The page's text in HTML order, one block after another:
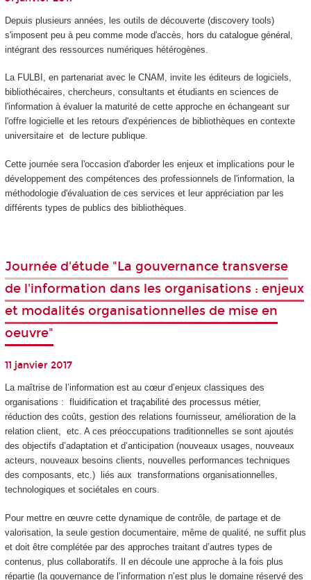
Depuis plusieurs années, les outils de découverte (discovery tools)
s'imposent peu à peu comme mode d'accès, hors du catalogue général,
intégrant des ressources numériques hétérogènes.
La FULBI, en partenariat avec le CNAM, invite les éditeurs de logiciels,
bibliothécaires, chercheurs, consultants et étudiants en sciences de
l'information à évaluer la maturité de cette approche en échangeant sur
l'offre logicielle et les retours d'expériences de bibliothèques en contexte
universitaire et de lecture publique.
Cette journée sera l'occasion d'aborder les enjeux et implications pour le
développement des compétences des professionnels de l'information, la
méthodologie d'évaluation de ces services et leur appréciation par les
différents types de publics des bibliothèques.
Journée d'étude "La gouvernance transverse
de l'information dans les organisations : enjeux
et modalités organisationnelles de mise en
oeuvre"
11 janvier 2017
La maîtrise de l’information est au cœur d’enjeux classiques des
organisations : fluidification et traçabilité des processus métier,
réduction des coûts, gestion des relations fournisseur, amélioration de la
relation client, etc. A ces préoccupations traditionnelles se sont ajoutés
des objectifs d’adaptation et d’anticipation (nouveaux usages, nouveaux
acteurs, nouveaux besoins clients, nouvelles performances techniques
des composants, etc.) liés aux transformations organisationnelles,
technologiques et sociétales en cours.
Pour mettre en œuvre cette dynamique de contrôle, de partage et de
valorisation, la seule gestion documentaire, même de qualité, ne suffit plus
et doit être complétée par des approches traitant d’autres types de
contenus, plus collaboratifs. Il en découle une approche à la fois plus
répartie (la gouvernance de l’information n’est plus le domaine réservé des